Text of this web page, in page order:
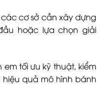
cơ sở cần xây dựng
hoặc lựa chọn giải
tối ưu kỹ thuật, kiểm
quả mô hình bánh